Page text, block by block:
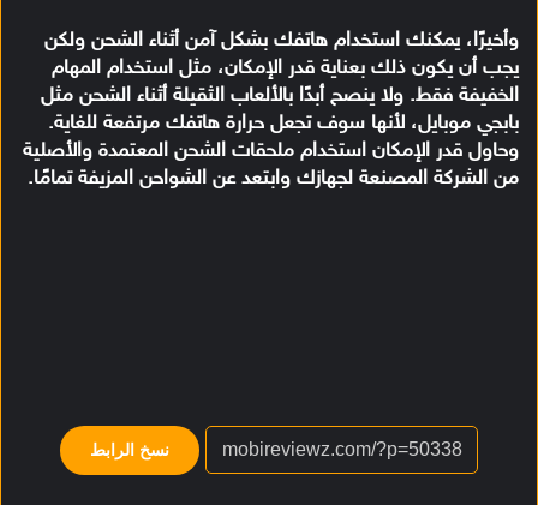
وأخيرًا، يمكنك استخدام هاتفك بشكل آمن أثناء الشحن ولكن
يجب أن يكون ذلك بعناية قدر الإمكان، مثل استخدام المهام
الخفيفة فقط. ولا ينصح أبدًا بالألعاب الثقيلة أثناء الشحن مثل
بابجي موبايل، لأنها سوف تجعل حرارة هاتفك مرتفعة للغاية.
وحاول قدر الإمكان استخدام ملحقات الشحن المعتمدة والأصلية
من الشركة المصنعة لجهازك وابتعد عن الشواحن المزيفة تمامًا.
نسخ الرابط